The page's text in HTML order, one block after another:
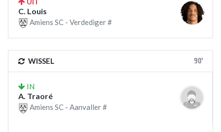
C. Louis
Amiens SC - Verdediger #
WISSEL 90'
IN
A. Traoré
Amiens SC - Aanvaller #